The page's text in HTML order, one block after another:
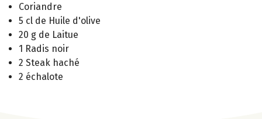
Coriandre
5 cl de Huile d'olive
20 g de Laitue
1 Radis noir
2 Steak haché
2 échalote